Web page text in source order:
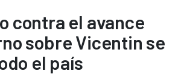
contra el avance
sobre Vicentin se
el país